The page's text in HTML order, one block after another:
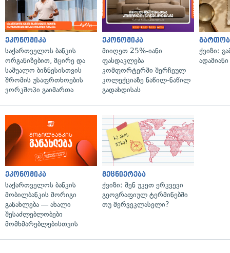
ეკონომიკა
საქართველოს ბანკის
ორგანიზებით, მცირე და
საშუალო ბიზნესისთვის
შრომის უსაფრთხოების
ვორკშოპი გაიმართა
ეკონომიკა
მიიღეთ 25%-იანი
ფასდაკლება
კომფორტერში შერჩეულ
კოლექციაზე ნაწილ-ნაწილ
გადახდისას
ქვიზი:
ეკონომიკა
საქართველოს ბანკის
მობილბანკის მორიგი
განახლება — ახალი
შესაძლებლობები
მომხმარებლებისთვის
მეცნიერება
ქვიზი: შენ უკეთ ერკვევი
გეოგრაფიულ ტერმინებში
თუ მერვეკლასელი?